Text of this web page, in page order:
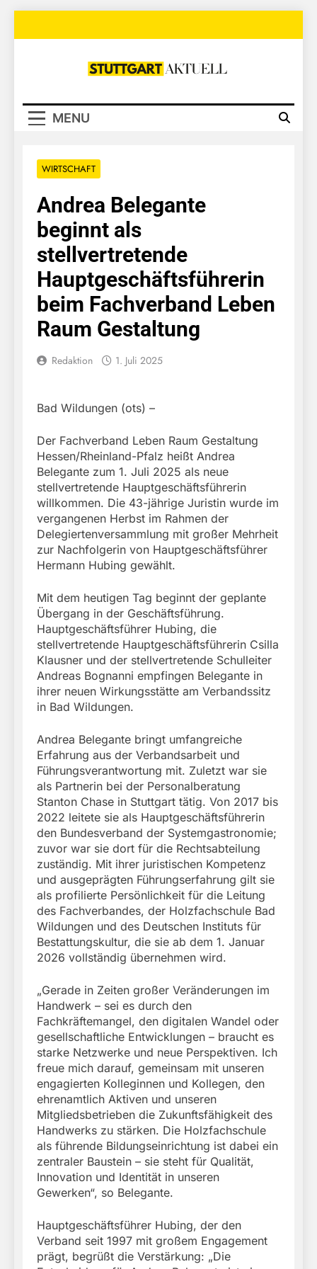
Stuttgart
MENU
WIRTSCHAFT
Andrea Belegante
beginnt als
stellvertretende
Hauptgeschäftsführerin
beim Fachverband Leben
Raum Gestaltung
Redaktion 1. Juli 2025
Bad Wildungen (ots) –
Der Fachverband Leben Raum Gestaltung
Hessen/Rheinland-Pfalz heißt Andrea
Belegante zum 1. Juli 2025 als neue
stellvertretende Hauptgeschäftsführerin
willkommen. Die 43-jährige Juristin wurde im
vergangenen Herbst im Rahmen der
Delegiertenversammlung mit großer Mehrheit
zur Nachfolgerin von Hauptgeschäftsführer
Hermann Hubing gewählt.
Mit dem heutigen Tag beginnt der geplante
Übergang in der Geschäftsführung.
Hauptgeschäftsführer Hubing, die
stellvertretende Hauptgeschäftsführerin Csilla
Klausner und der stellvertretende Schulleiter
Andreas Bognanni empfingen Belegante in
ihrer neuen Wirkungsstätte am Verbandssitz
in Bad Wildungen.
Andrea Belegante bringt umfangreiche
Erfahrung aus der Verbandsarbeit und
Führungsverantwortung mit. Zuletzt war sie
als Partnerin bei der Personalberatung
Stanton Chase in Stuttgart tätig. Von 2017 bis
2022 leitete sie als Hauptgeschäftsführerin
den Bundesverband der Systemgastronomie;
zuvor war sie dort für die Rechtsabteilung
zuständig. Mit ihrer juristischen Kompetenz
und ausgeprägten Führungserfahrung gilt sie
als profilierte Persönlichkeit für die Leitung
des Fachverbandes, der Holzfachschule Bad
Wildungen und des Deutschen Instituts für
Bestattungskultur, die sie ab dem 1. Januar
2026 vollständig übernehmen wird.
„Gerade in Zeiten großer Veränderungen im
Handwerk – sei es durch den
Fachkräftemangel, den digitalen Wandel oder
gesellschaftliche Entwicklungen – braucht es
starke Netzwerke und neue Perspektiven. Ich
freue mich darauf, gemeinsam mit unseren
engagierten Kolleginnen und Kollegen, den
ehrenamtlich Aktiven und unseren
Mitgliedsbetrieben die Zukunftsfähigkeit des
Handwerks zu stärken. Die Holzfachschule
als führende Bildungseinrichtung ist dabei ein
zentraler Baustein – sie steht für Qualität,
Innovation und Identität in unseren
Gewerken“, so Belegante.
Hauptgeschäftsführer Hubing, der den
Verband seit 1997 mit großem Engagement
prägt, begrüßt die Verstärkung: „Die